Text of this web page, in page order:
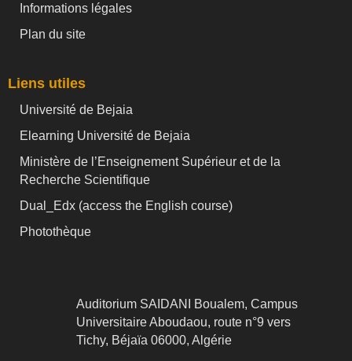
Informations légales
Plan du site
Liens utiles
Université de Bejaia
Elearning Université de Bejaia
Ministère de l’Enseignement Supérieur et de la
Recherche Scientifique
Dual_Edx (access the English course)
Photothèque
Auditorium SAIDANI Boualem, Campus
Universitaire Aboudaou, route n°9 vers
Tichy, Béjaïa 06000, Algérie